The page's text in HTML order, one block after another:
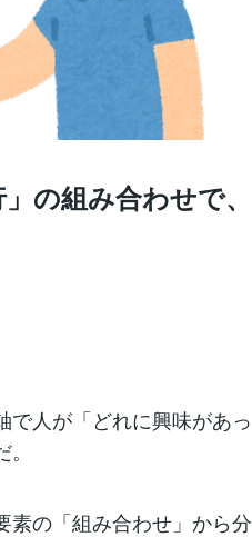
の組み合わせで、
で人が「どれに興味があっ
素の「組み合わせ」から分